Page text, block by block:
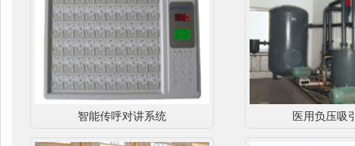
智能传呼对讲系统 医用负压吸